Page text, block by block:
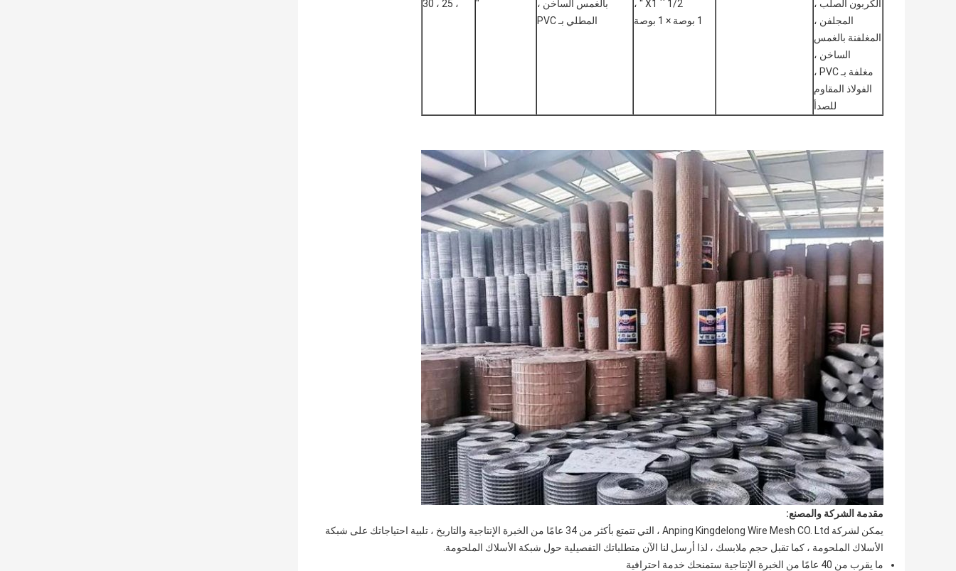
الكربون الصلب ،
المجلفن ،
المغلفنة بالغمس
الساخن ،
مغلفة بـ PVC ،
الفولاذ المقاوم
للصدأ
1/2 `` X1 '' ،
1 بوصة × 1 بوصة
بالغمس الساخن ،
المطلي بـ PVC
"
، 25 ، 30
مقدمة الشركة والمصنع:
يمكن لشركة Anping Kingdelong Wire Mesh CO. Ltd ، التي تتمتع بأكثر من 34 عامًا من الخبرة الإنتاجية والتاريخ ، تلبية احتياجاتك على شبكة
الأسلاك الملحومة ، كما تقبل حجم ملابسك ، لذا أرسل لنا الآن متطلباتك التفصيلية حول شبكة الأسلاك الملحومة.
ما يقرب من 40 عامًا من الخبرة الإنتاجية ستمنحك خدمة احترافية